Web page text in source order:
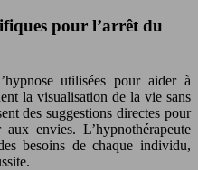
pour l’arrêt du
nose utilisées pour aider à
la visualisation de la vie sans
des suggestions directes pour
envies. L’hypnothérapeute
besoins de chaque individu,